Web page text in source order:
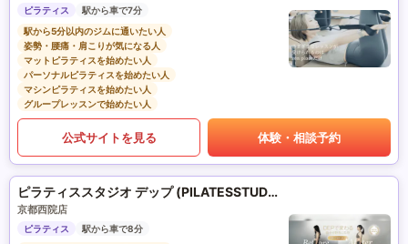
ピラティス
駅から車で7分
駅から5分以内のジムに通いたい人
姿勢・腰痛・肩こりが気になる人
マットピラティスを始めたい人
パーソナルピラティスを始めたい人
マシンピラティスを始めたい人
グループレッスンで始めたい人
公式サイトを見る 体験・相談予約
ピラティススタジオ デップ (PILATESSTUDIO DEP)
京都西院店
ピラティス
駅から車で8分